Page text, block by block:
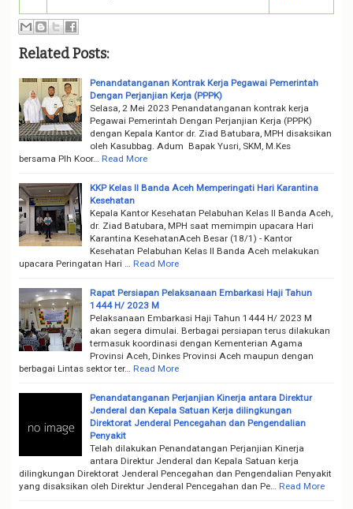
Related Posts:
Penandatanganan Kontrak Kerja Pegawai Pemerintah
Dengan Perjanjian Kerja (PPPK)
Selasa, 2 Mei 2023 Penandatanganan kontrak kerja
Pegawai Pemerintah Dengan Perjanjian Kerja (PPPK)
dengan Kepala Kantor dr. Ziad Batubara, MPH disaksikan
oleh Kasubbag. Adum Bapak Yusri, SKM, M.Kes
bersama Plh Koor… Read More
KKP Kelas II Banda Aceh Memperingati Hari Karantina
Kesehatan
Kepala Kantor Kesehatan Pelabuhan Kelas II Banda Aceh,
dr. Ziad Batubara, MPH saat memimpin upacara Hari
Karantina KesehatanAceh Besar (18/1) - Kantor
Kesehatan Pelabuhan Kelas II Banda Aceh melakukan
upacara Peringatan Hari … Read More
Rapat Persiapan Pelaksanaan Embarkasi Haji Tahun
1444 H/ 2023 M
Pelaksanaan Embarkasi Haji Tahun 1444 H/ 2023 M
akan segera dimulai. Berbagai persiapan terus dilakukan
termasuk koordinasi dengan Kementerian Agama
Provinsi Aceh, Dinkes Provinsi Aceh maupun dengan
berbagai Lintas sektor ter… Read More
Penandatanganan Perjanjian Kinerja antara Direktur
Jenderal dan Kepala Satuan Kerja dilingkungan
Direktorat Jenderal Pencegahan dan Pengendalian
Penyakit
Telah dilakukan Penandatangan Perjanjian Kinerja
antara Direktur Jenderal dan Kepala Satuan kerja
dilingkungan Direktorat Jenderal Pencegahan dan Pengendalian Penyakit
yang disaksikan oleh Direktur Jenderal Pencegahan dan Pe… Read More